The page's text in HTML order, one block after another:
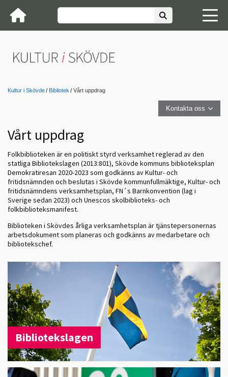
Kultur i Skövde Bibliotek Vårt uppdrag
Kontakta oss
Vårt uppdrag
Folkbiblioteken är en politiskt styrd verksamhet reglerad av den
statliga Bibliotekslagen (2013:801), Skövde kommuns biblioteksplan
Demokratiresan 2020-2023 som godkänns av Kultur- och
fritidsnämnden och beslutas i Skövde kommunfullmäktige, Kultur- och
fritidsnämndens verksamhetsplan, FN´s Barnkonvention (lag i
Sverige sedan 2023) och Unescos skolbiblioteks- och
folkbiblioteksmanifest.
Biblioteken i Skövdes årliga verksamhetsplan är tjänstepersonernas
arbetsdokument som planeras och godkänns av medarbetare och
bibliotekschef.
Bibliotekslagen